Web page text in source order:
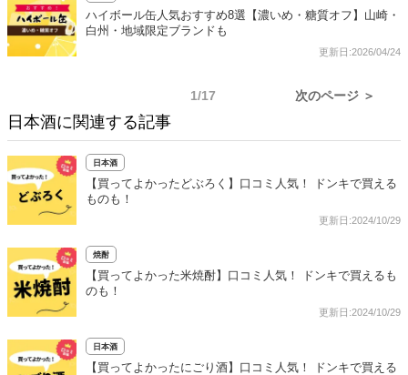
ハイボール缶人気おすすめ8選【濃いめ・糖質オフ】山崎・
白州・地域限定ブランドも
更新日:2026/04/24
1/17 次のページ ＞
日本酒に関連する記事
日本酒
【買ってよかったどぶろく】口コミ人気！ ドンキで買える
ものも！
更新日:2024/10/29
焼酎
【買ってよかった米焼酎】口コミ人気！ ドンキで買えるも
のも！
更新日:2024/10/29
日本酒
【買ってよかったにごり酒】口コミ人気！ ドンキで買える